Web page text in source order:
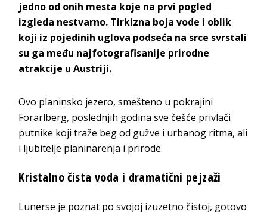
jedno od onih mesta koje na prvi pogled
izgleda nestvarno. Tirkizna boja vode i oblik
koji iz pojedinih uglova podseća na srce svrstali
su ga među najfotografisanije prirodne
atrakcije u Austriji.
Ovo planinsko jezero, smešteno u pokrajini
Forarlberg, poslednjih godina sve češće privlači
putnike koji traže beg od gužve i urbanog ritma, ali
i ljubitelje planinarenja i prirode.
Kristalno čista voda i dramatični pejzaži
Lunerse je poznat po svojoj izuzetno čistoj, gotovo